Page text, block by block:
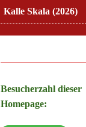
Kalle Skala (2026)
Besucherzahl dieser
Homepage: